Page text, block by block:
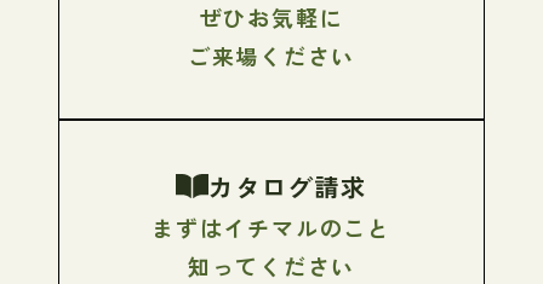
ぜひお気軽に
ご来場ください
カタログ請求
まずはイチマルのこと
知ってください